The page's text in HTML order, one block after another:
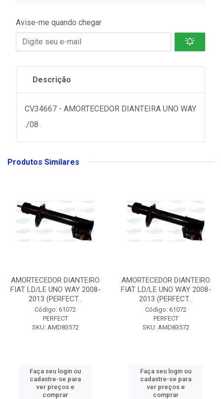
Avise-me quando chegar
Descrição
CV34667 - AMORTECEDOR DIANTEIRA UNO WAY
./08 .
Produtos Similares
AMORTECEDOR DIANTEIRO
FIAT LD/LE UNO WAY 2008-
2013 (PERFECT...
Código: 61072
PERFECT
SKU: AMD83572
Faça seu login ou
cadastre-se para
ver preços e
comprar
AMORTECEDOR DIANTEIRO
FIAT LD/LE UNO WAY 2008-
2013 (PERFECT...
Código: 61072
PERFECT
SKU: AMD83572
Faça seu login ou
cadastre-se para
ver preços e
comprar